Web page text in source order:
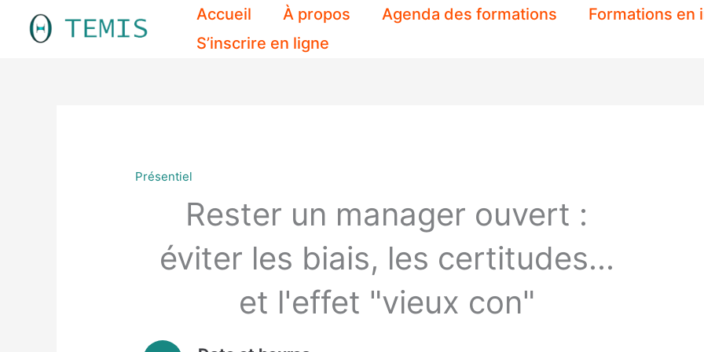
Accueil À propos Agenda des formations
Formations en
S’inscrire en ligne
Présentiel
Rester un manager ouvert :
éviter les biais, les certitudes...
et l'effet "vieux con"